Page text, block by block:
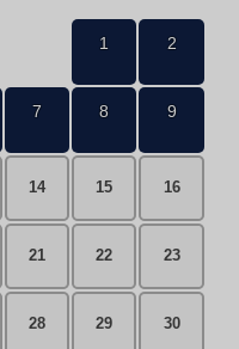
1 2
7 8 9
14 15 16
21 22 23
28 29 30